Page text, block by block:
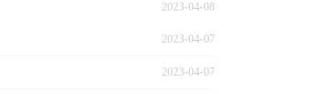
2023-04-08
2023-04-07
2023-04-07